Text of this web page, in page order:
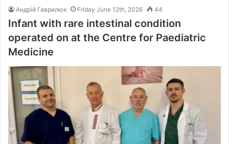
Андрій Гаврилюк Friday June 12th, 2026 44
Infant with rare intestinal condition
operated on at the Centre for Paediatric
Medicine